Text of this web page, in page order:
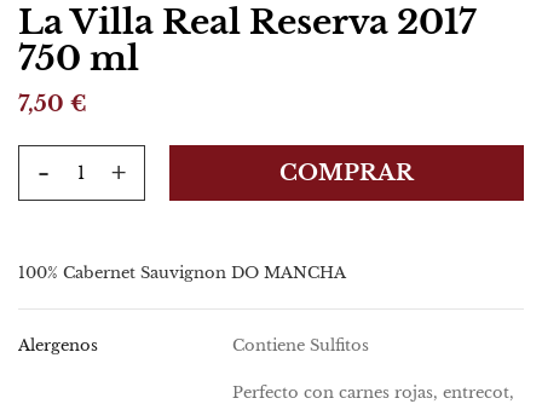
La Villa Real Reserva 2017
750 ml
7,50 €
- + COMPRAR
100% Cabernet Sauvignon DO MANCHA
Información
Alergenos Contiene Sulfitos
Perfecto con carnes rojas, entrecot,